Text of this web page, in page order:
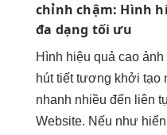
chỉnh chậm: Hình
đa dạng tối ưu
Hình hiệu quả cao ảnh
húttiết tương khởi tạo
nhanh nhiều đến liên
Website. Nếu như